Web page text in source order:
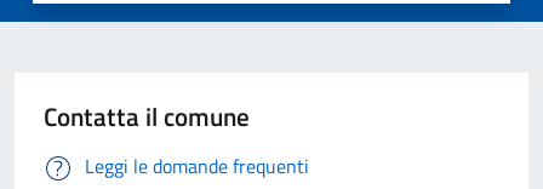
Contatta il comune
Leggi le domande frequenti